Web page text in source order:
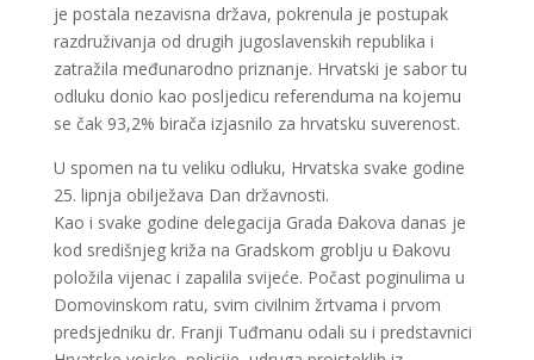
je postala nezavisna država, pokrenula je postupak
razdruživanja od drugih jugoslavenskih republika i
zatražila međunarodno priznanje. Hrvatski je sabor tu
odluku donio kao posljedicu referenduma na kojemu
se čak 93,2% birača izjasnilo za hrvatsku suverenost.
U spomen na tu veliku odluku, Hrvatska svake godine
25. lipnja obilježava Dan državnosti.
Kao i svake godine delegacija Grada Đakova danas je
kod središnjeg križa na Gradskom groblju u Đakovu
položila vijenac i zapalila svijeće. Počast poginulima u
Domovinskom ratu, svim civilnim žrtvama i prvom
predsjedniku dr. Franji Tuđmanu odali su i predstavnici